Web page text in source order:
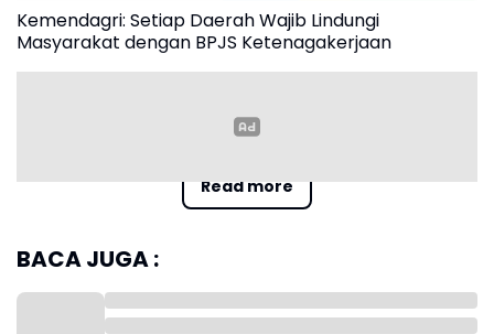
Read more
Kemendagri: Setiap Daerah Wajib Lindungi
Masyarakat dengan BPJS Ketenagakerjaan
Indonesia termaktub secara jelas di dalam pasal 28
H ayat 3 dan pasal 34 ayat 2 Undang-Undang Dasar
1945," tegas Direktur Heri, Rabu (17/7/24)
BACA JUGA :